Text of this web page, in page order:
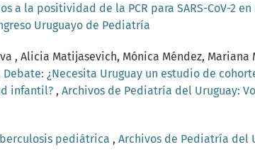
a la positividad de la PCR para SARS-CoV-2
Uruguayo de Pediatría
, Alicia Matijasevich, Mónica Méndez, Mariana
Debate: ¿Necesita Uruguay un estudio de
infantil? , Archivos de Pediatría del Uruguay:
pediátrica , Archivos de Pediatría del